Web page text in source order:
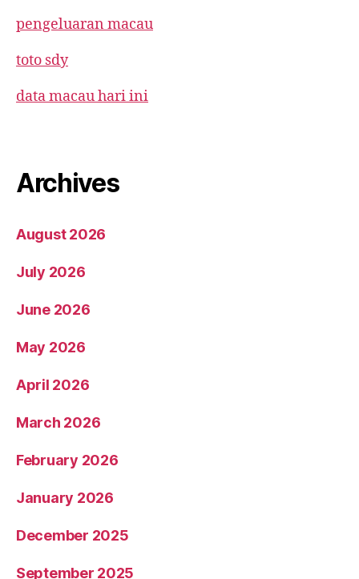
pengeluaran macau
toto sdy
data macau hari ini
Archives
August 2026
July 2026
June 2026
May 2026
April 2026
March 2026
February 2026
January 2026
December 2025
September 2025